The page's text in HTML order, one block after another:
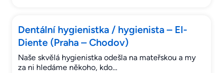
Dentální hygienistka / hygienista – El-
Diente (Praha – Chodov)
Naše skvělá hygienistka odešla na mateřskou a my
za ni hledáme někoho, kdo…